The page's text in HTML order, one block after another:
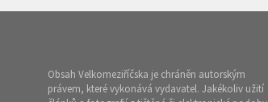
Obsah Velkomeziříčska je chráněn autorským
právem, které vykonává vydavatel. Jakékoliv užití